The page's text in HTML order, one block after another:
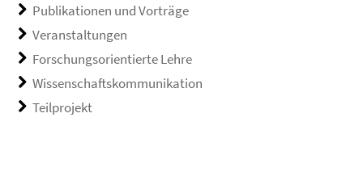
Publikationen und Vorträge
Veranstaltungen
Forschungsorientierte Lehre
Wissenschaftskommunikation
Teilprojekt